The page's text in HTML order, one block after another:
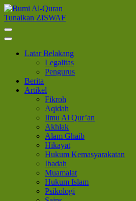
Lompat
ke
konten
(Tekan
Tunaikan ZISWAF
Latar Belakang
Legalitas
Pengurus
Berita
Artikel
Fikroh
Aqidah
Ilmu Al Qur’an
Akhlak
Alam Ghaib
Hikayat
Hukum Kemasyarakatan
Ibadah
Muamalat
Hukum Islam
Psikologi